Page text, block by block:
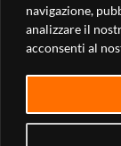
navigazione,
analizzare il
acconsenti al